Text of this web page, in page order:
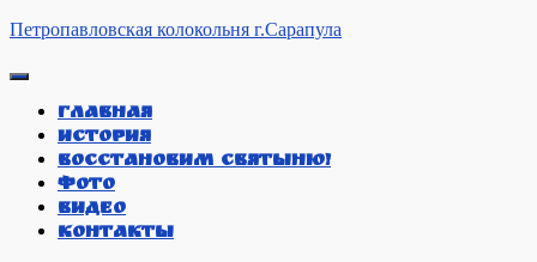
Петропавловская колокольня г.Сарапула
Переключить навигацию
Главная
История
Восстановим святыню!
Фото
Видео
Контакты